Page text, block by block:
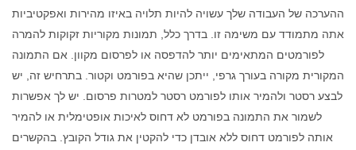
ההערכה של העבודה שלך עשויה להיות תלויה באיזו מהירות ואפקטיביות
אתה מתמודד עם משימה זו. בדרך כלל, תמונות מקוריות זקוקות להמרה
לפורמטים המתאימים יותר להדפסה או לפרסום מקוון. אם התמונה
המקורית מקורה בעורך גרפי, ייתכן שהיא בפורמט וקטור. בתרחיש זה, יש
לבצע רסטר ולהמיר אותו לפורמט רסטר למטרות פרסום. יש לך אפשרות
לשמור את התמונה בפורמט לא דחוס לאיכות אופטימלית או להמיר
אותה לפורמט דחוס ללא אובדן כדי להקטין את גודל הקובץ. בהקשרים